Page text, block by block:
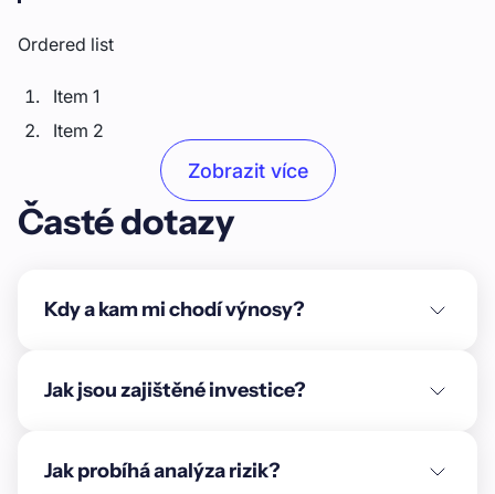
Ordered list
Item 1
Item 2
Unordered list
Item B
Text link
Emphasis
Zobrazit více
Časté dotazy
Kdy a kam mi chodí výnosy?
Jak jsou zajištěné investice?
Jak probíhá analýza rizik?